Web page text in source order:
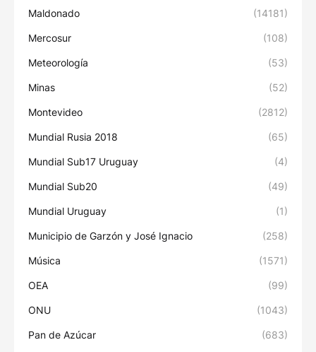
Maldonado (14181)
Mercosur (108)
Meteorología (53)
Minas (52)
Montevideo (2812)
Mundial Rusia 2018 (65)
Mundial Sub17 Uruguay (4)
Mundial Sub20 (49)
Mundial Uruguay (1)
Municipio de Garzón y José Ignacio (258)
Música (1571)
OEA (99)
ONU (1043)
Pan de Azúcar (683)